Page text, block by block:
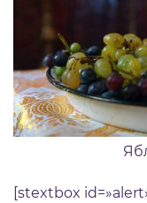
[stextbox